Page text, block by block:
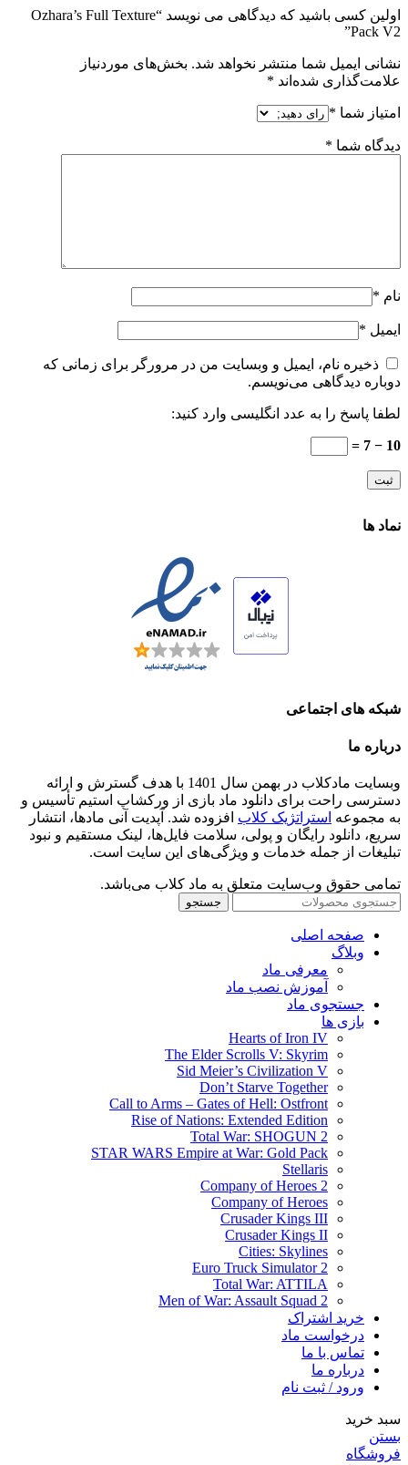
اولین کسی باشید که دیدگاهی می نویسد “Ozhara’s Full Texture
Pack V2”
نشانی ایمیل شما منتشر نخواهد شد. بخش‌های موردنیاز
علامت‌گذاری شده‌اند *
امتیاز شما *
دیدگاه شما *
نام *
ایمیل *
ذخیره نام، ایمیل و وبسایت من در مرورگر برای زمانی که
دوباره دیدگاهی می‌نویسم.
لطفا پاسخ را به عدد انگلیسی وارد کنید:
10 − 7 =
نماد ها
شبکه های اجتماعی
درباره ما
وبسایت مادکلاب در بهمن سال 1401 با هدف گسترش و ارائه
دسترسی راحت برای دانلود ماد بازی از ورکشاپ استیم تأسیس و
به مجموعه استراتژیک کلاب افزوده شد. آپدیت آنی مادها، انتشار
سریع، دانلود رایگان و پولی، سلامت فایل‌ها، لینک مستقیم و نبود
تبلیغات از جمله خدمات و ویژگی‌های این سایت است.
تمامی حقوق وب‌سایت متعلق به ماد کلاب می‌باشد.
جستجو
صفحه اصلی
وبلاگ
معرفی ماد
آموزش نصب ماد
جستجوی ماد
بازی ها
Hearts of Iron IV
The Elder Scrolls V: Skyrim
Sid Meier’s Civilization V
Don’t Starve Together
Call to Arms – Gates of Hell: Ostfront
Rise of Nations: Extended Edition
Total War: SHOGUN 2
STAR WARS Empire at War: Gold Pack
Stellaris
Company of Heroes 2
Company of Heroes
Crusader Kings III
Crusader Kings II
Cities: Skylines
Euro Truck Simulator 2
Total War: ATTILA
Men of War: Assault Squad 2
خرید اشتراک
درخواست ماد
تماس با ما
درباره ما
ورود / ثبت نام
سبد خرید
بستن
فروشگاه